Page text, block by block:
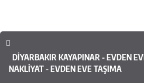
DIYARBAKIR KAYAPINAR - EVDEN
NAKLIYAT - EVDEN EVE TAŞIMA